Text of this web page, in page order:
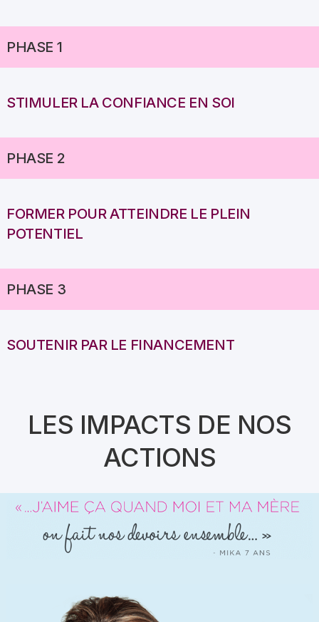
PHASE 1
STIMULER LA CONFIANCE EN SOI
PHASE 2
FORMER POUR ATTEINDRE LE PLEIN
POTENTIEL
PHASE 3
SOUTENIR PAR LE FINANCEMENT
LES IMPACTS DE NOS
ACTIONS